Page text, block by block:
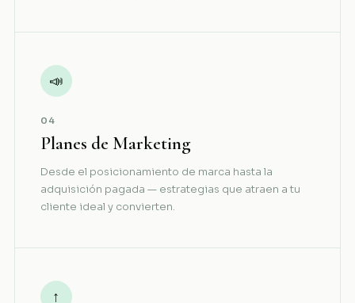
📣
04
Planes de Marketing
Desde el posicionamiento de marca hasta la
adquisición pagada — estrategias que atraen a tu
cliente ideal y convierten.
↑